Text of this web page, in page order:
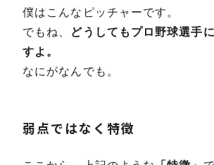
僕はこんなピッチャーです。
でもね、 どうしてもプロ野球選手
すよ。
なにがなんでも。
弱点ではなく特徴